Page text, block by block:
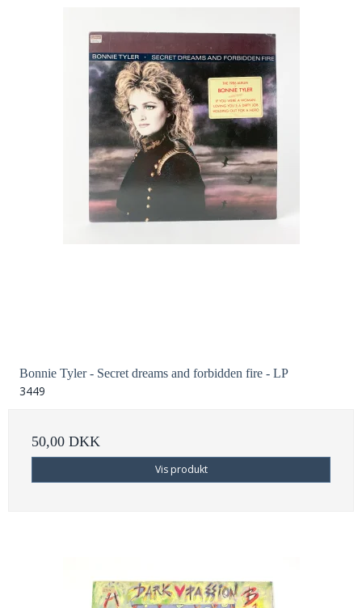
Bonnie Tyler - Secret dreams and forbidden fire - LP
3449
50,00 DKK
Vis produkt